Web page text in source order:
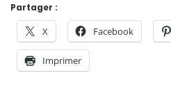
Partager :
X Facebook
Imprimer